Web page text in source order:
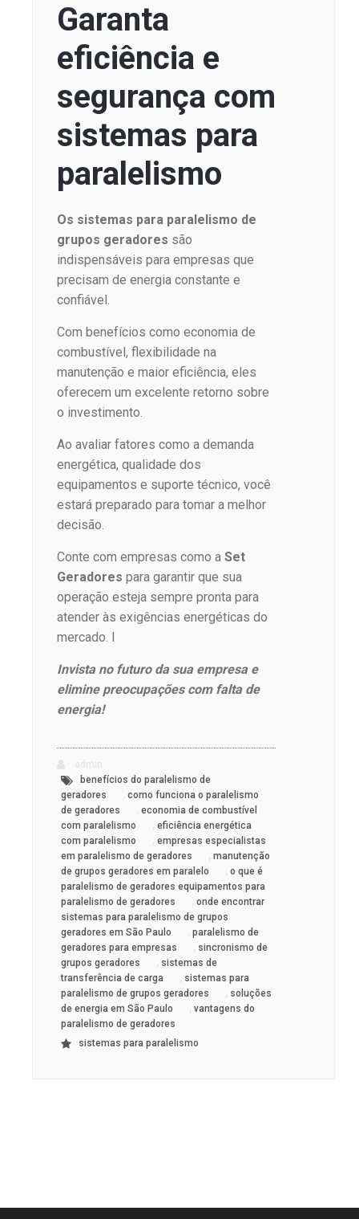
Garanta
eficiência e
segurança com
sistemas para
paralelismo
Os sistemas para paralelismo de
grupos geradores são
indispensáveis para empresas que
precisam de energia constante e
confiável.
Com benefícios como economia de
combustível, flexibilidade na
manutenção e maior eficiência, eles
oferecem um excelente retorno sobre
o investimento.
Ao avaliar fatores como a demanda
energética, qualidade dos
equipamentos e suporte técnico, você
estará preparado para tomar a melhor
decisão.
Conte com empresas como a Set
Geradores para garantir que sua
operação esteja sempre pronta para
atender às exigências energéticas do
mercado. I
Invista no futuro da sua empresa e
elimine preocupações com falta de
energia!
benefícios do paralelismo de
geradores
como funciona o paralelismo
de geradores
economia de combustível
com paralelismo
eficiência energética
com paralelismo
empresas especialistas
em paralelismo de geradores
manutenção
de grupos geradores em paralelo
o que é
paralelismo de geradores equipamentos para
paralelismo de geradores
onde encontrar
sistemas para paralelismo de grupos
geradores em São Paulo
paralelismo de
geradores para empresas
sincronismo de
grupos geradores
sistemas de
transferência de carga
sistemas para
paralelismo de grupos geradores
soluções
de energia em São Paulo
vantagens do
paralelismo de geradores
sistemas para paralelismo